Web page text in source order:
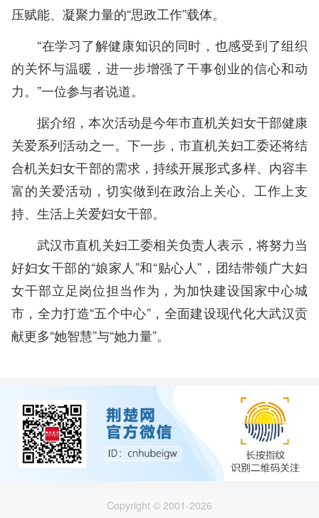
压赋能、凝聚力量的“思政工作”载体。
“在学习了解健康知识的同时，也感受到了组织
的关怀与温暖，进一步增强了干事创业的信心和动
力。”一位参与者说道。
据介绍，本次活动是今年市直机关妇女干部健康
关爱系列活动之一。下一步，市直机关妇工委还将结
合机关妇女干部的需求，持续开展形式多样、内容丰
富的关爱活动，切实做到在政治上关心、工作上支
持、生活上关爱妇女干部。
武汉市直机关妇工委相关负责人表示，将努力当
好妇女干部的“娘家人”和“贴心人”，团结带领广大妇
女干部立足岗位担当作为，为加快建设国家中心城
市，全力打造“五个中心”，全面建设现代化大武汉贡
献更多“她智慧”与“她力量”。
Copyright © 2001-2026